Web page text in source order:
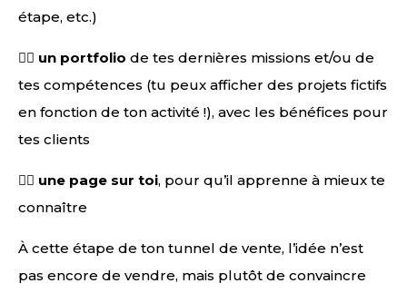
étape, etc.)
👉🏻 un portfolio de tes dernières missions et/ou de
tes compétences (tu peux afficher des projets fictifs
en fonction de ton activité !), avec les bénéfices pour
tes clients
👉🏻 une page sur toi, pour qu’il apprenne à mieux te
connaître
À cette étape de ton tunnel de vente, l’idée n’est
pas encore de vendre, mais plutôt de convaincre